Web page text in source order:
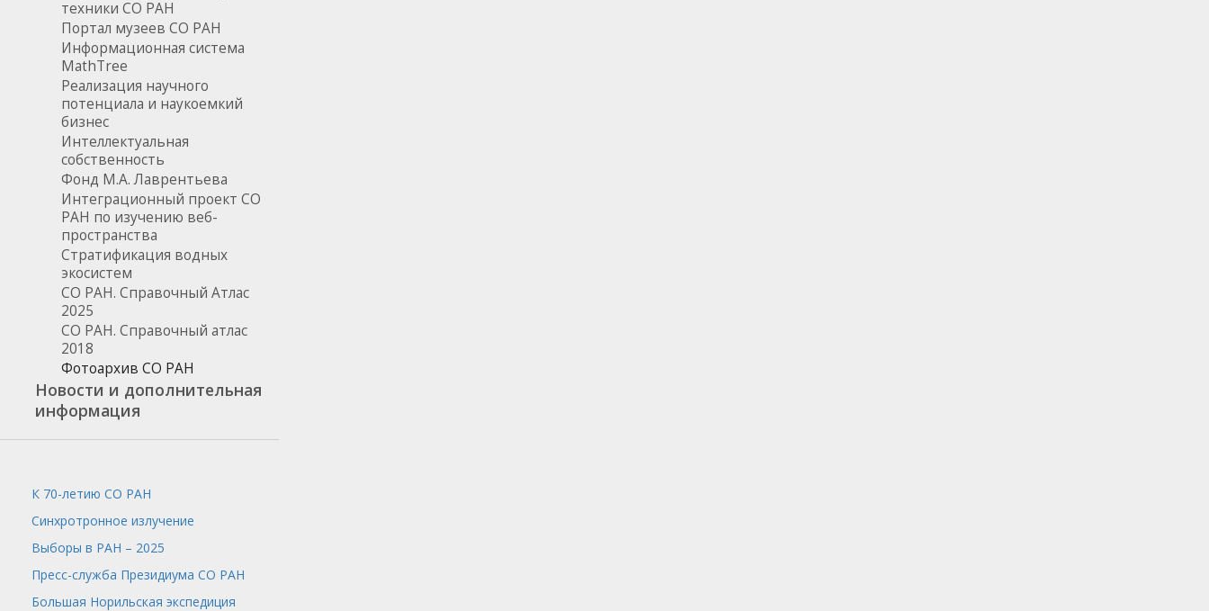
техники СО РАН
Портал музеев СО РАН
Информационная система
MathTree
Реализация научного
потенциала и наукоемкий
бизнес
Интеллектуальная
собственность
Фонд М.А. Лаврентьева
Интеграционный проект СО
РАН по изучению веб-
пространства
Стратификация водных
экосистем
СО РАН. Справочный Атлас
2025
СО РАН. Справочный атлас
2018
Фотоархив СО РАН
Новости и дополнительная
информация
К 70-летию СО РАН
Синхротронное излучение
Выборы в РАН – 2025
Пресс-служба Президиума СО РАН
Большая Норильская экспедиция